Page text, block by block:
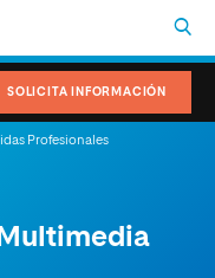
SOLICITA INFORMACIÓN
Profesionales